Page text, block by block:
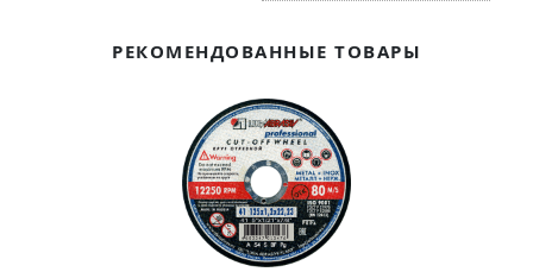
ЖелобРЕКОМЕНДОВАННЫЕ ТОВАРЫ